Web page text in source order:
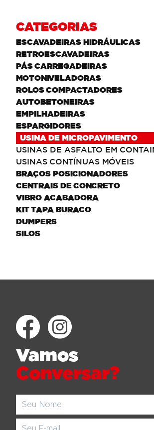
CATEGORIAS
ESCAVADEIRAS HIDRÁULICAS
RETROESCAVADEIRAS
PÁS CARREGADEIRAS
MOTONIVELADORAS
ROLOS COMPACTADORES
AUTOBETONEIRAS
EMPILHADEIRAS
ESPARGIDORES
USINA DE MICROPAVIMENTO
USINAS DE ASFALTO EM
USINAS CONTÍNUAS MÓVEIS
BRAÇOS POSICIONADORES
CENTRAIS DE CONCRETO
VIBRO ACABADORA
KIT TAPA BURACO
DUMPERS
SILOS
Vamos
Conversar?